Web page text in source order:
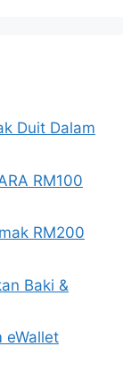
Duit Dalam
RM100
RM200
Baki &
eWallet